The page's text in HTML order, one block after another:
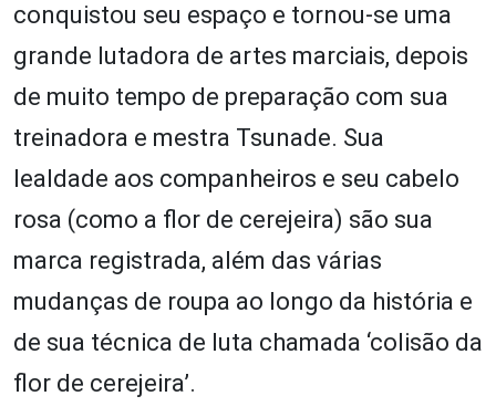
conquistou seu espaço e tornou-se uma
grande lutadora de artes marciais, depois
de muito tempo de preparação com sua
treinadora e mestra Tsunade. Sua
lealdade aos companheiros e seu cabelo
rosa (como a flor de cerejeira) são sua
marca registrada, além das várias
mudanças de roupa ao longo da história e
de sua técnica de luta chamada ‘colisão da
flor de cerejeira’.